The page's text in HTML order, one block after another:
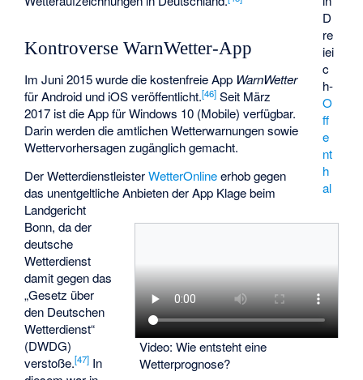
D
re
iei
c
h-
O
ff
e
nt
h
al
Video: Wie entsteht eine
Wetterprognose?
Kontroverse WarnWetter-App
Im Juni 2015 wurde die kostenfreie App WarnWetter
für Android und iOS veröffentlicht.[46] Seit März
2017 ist die App für Windows 10 (Mobile) verfügbar.
Darin werden die amtlichen Wetterwarnungen sowie
Wettervorhersagen zugänglich gemacht.
Der WetterdienstleisterWetterOnlineerhob gegen
das unentgeltliche Anbieten der App Klage beim
Landgericht
Bonn, da der
deutsche
Wetterdienst
damit gegen das
„Gesetz über
den Deutschen
Wetterdienst“
(DWDG)
verstoße.[47] In